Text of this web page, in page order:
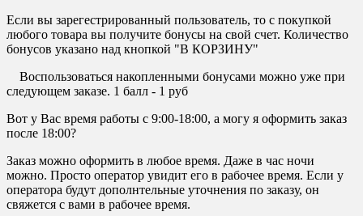
Если вы зарегестрированный пользователь, то с покупкой
любого товара вы получите бонусы на свой счет. Количество
бонусов указано над кнопкой "В КОРЗИНУ"
Воспользоваться накопленными бонусами можно уже при
следующем заказе. 1 балл - 1 руб
Вот у Вас время работы с 9:00-18:00, а могу я оформить заказ
после 18:00?
Заказ можно оформить в любое время. Даже в час ночи
можно. Просто оператор увидит его в рабочее время. Если у
оператора будут дополнтельные уточнения по заказу, он
свяжется с вами в рабочее время.